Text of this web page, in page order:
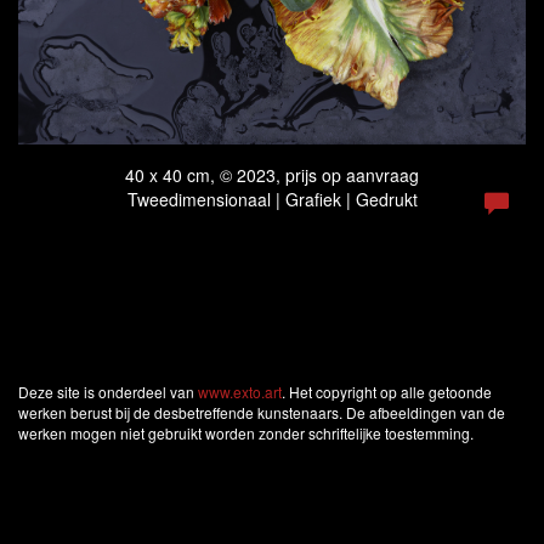
40 x 40 cm, © 2023, prijs op aanvraag
Tweedimensionaal | Grafiek | Gedrukt
Deze site is onderdeel van www.exto.art. Het copyright op alle getoonde
werken berust bij de desbetreffende kunstenaars. De afbeeldingen van de
werken mogen niet gebruikt worden zonder schriftelijke toestemming.